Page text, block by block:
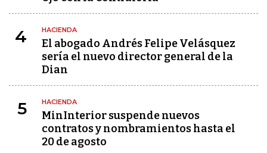
4 HACIENDA
El abogado Andrés Felipe Velásquez
sería el nuevo director general de la
Dian
5 HACIENDA
MinInterior suspende nuevos
contratos y nombramientos hasta el
20 de agosto